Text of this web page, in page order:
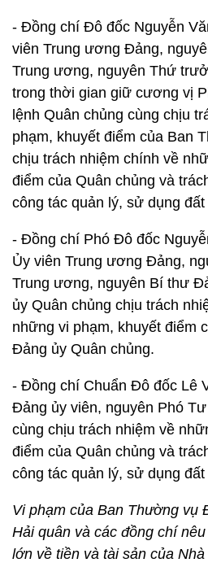
- Đồng chí Đô đốc Nguyễn
viên Trung ương Đảng,
Trung ương, nguyên Thứ
trong thời gian giữ cương vị
lệnh Quân chủng cùng chịu
phạm, khuyết điểm của Ban
chịu trách nhiệm chính về
điểm của Quân chủng và
công tác quản lý, sử dụng
- Đồng chí Phó Đô đốc
Ủy viên Trung ương Đảng,
Trung ương, nguyên Bí thư
ủy Quân chủng chịu trách
những vi phạm, khuyết điểm
Đảng ủy Quân chủng.
- Đồng chí Chuẩn Đô đốc Lê
Đảng ủy viên, nguyên Phó
cùng chịu trách nhiệm về
điểm của Quân chủng và
công tác quản lý, sử dụng
Vi phạm của Ban Thường vụ
Hải quân và các đồng chí
lớn về tiền và tài sản của